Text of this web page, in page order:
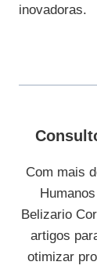
inovadoras.
Com mais
Belizario
artigos
otimizar